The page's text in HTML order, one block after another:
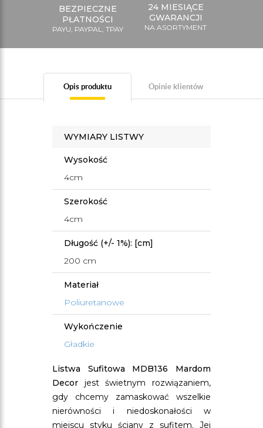
BEZPIECZNE
PŁATNOŚCI
PAYU, PAYPAL, TPAY
24 MIESIĄCE
GWARANCJI
NA ASORTYMENT
Opis produktu Opinie klientów
WYMIARY LISTWY
Wysokość
4cm
Szerokość
4cm
Długość (+/- 1%): [cm]
200 cm
Materiał
Poliuretanowe
Wykończenie
Gładkie
Listwa Sufitowa MDB136 Mardom
Decor jest świetnym rozwiązaniem,
gdy chcemy zamaskować wszelkie
nierówności i niedoskonałości w
miejscu styku ściany z sufitem. Jej